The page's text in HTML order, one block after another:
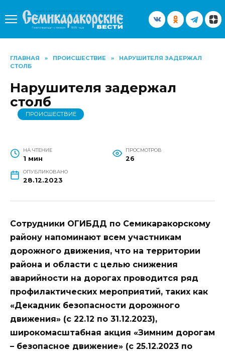
содержанию
ГЛАВНАЯ » ПРОИСШЕСТВИЕ »
НАРУШИТЕЛЯ ЗАДЕРЖАЛ
СТОЛБ
Нарушителя задержал
столб
ПРОИСШЕСТВИЕ
НА ЧТЕНИЕ
1 мин
ПРОСМОТРОВ
26
ОПУБЛИКОВАНО
28.12.2023
Сотрудники ОГИБДД по Семикаракорскому
району напоминают всем участникам
дорожного движения, что на территории
района и области с целью снижения
аварийности на дорогах проводится ряд
профилактических мероприятий, таких как
«Декадник безопасности дорожного
движения» (с 22.12 по 31.12.2023),
широкомасштабная акция «Зимним дорогам
– безопасное движение» (с 25.12.2023 по